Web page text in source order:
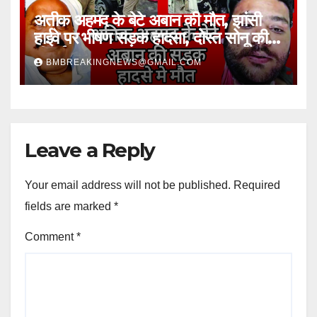
अतीक अहमद के बेटे अबान की मौत, झांसी
हाईवे पर भीषण सड़क हादसा, दोस्त सोनू की
भी गई जान
BMBREAKINGNEWS@GMAIL.COM
Leave a Reply
Your email address will not be published. Required
fields are marked *
Comment*